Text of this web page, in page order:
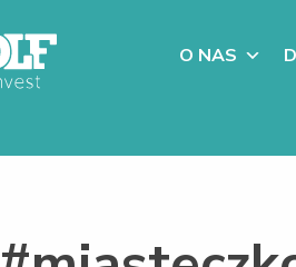
O NAS